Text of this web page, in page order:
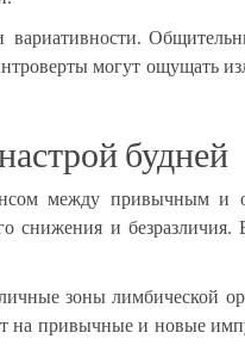
вариативности.
могут ощущать
будней
между привычным
снижения и
зоны лимбической
на привычные и новые